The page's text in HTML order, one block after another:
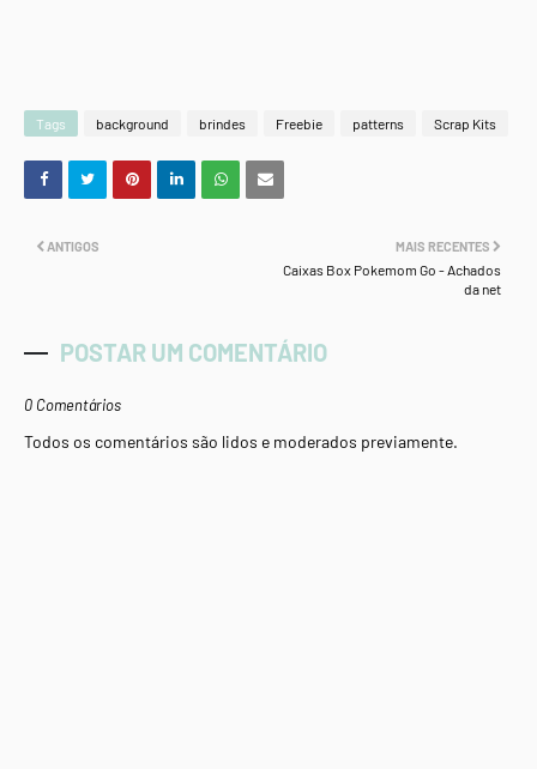
Tags background brindes Freebie patterns Scrap Kits
MAIS RECENTES
Caixas Box Pokemom Go - Achados
da net
ANTIGOS
POSTAR UM COMENTÁRIO
0 Comentários
Todos os comentários são lidos e moderados previamente.